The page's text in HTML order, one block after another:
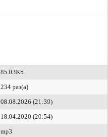
85.03Kb
234 раз(а)
08.08.2026 (21:39)
18.04.2020 (20:54)
mp3